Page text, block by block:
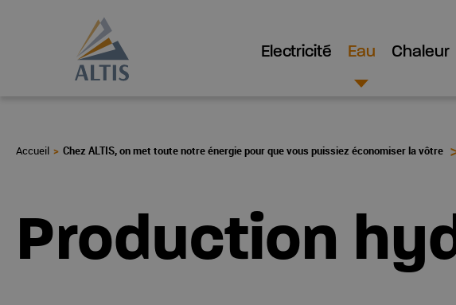
Electricité Eau Chaleur
Chez ALTIS, on met toute notre énergie pour que vous puissiez économiser la vôtre
Production